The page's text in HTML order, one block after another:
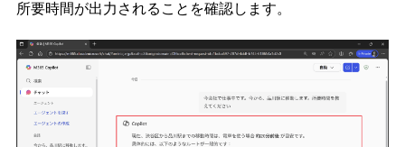
所要時間が出力されることを確認します。